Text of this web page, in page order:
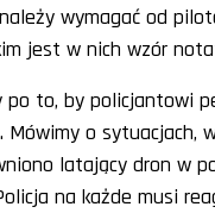
wymagać od
jest w nich wzór
po to, by policjantowi
o sytuacjach,
latający dron w
na każde musi